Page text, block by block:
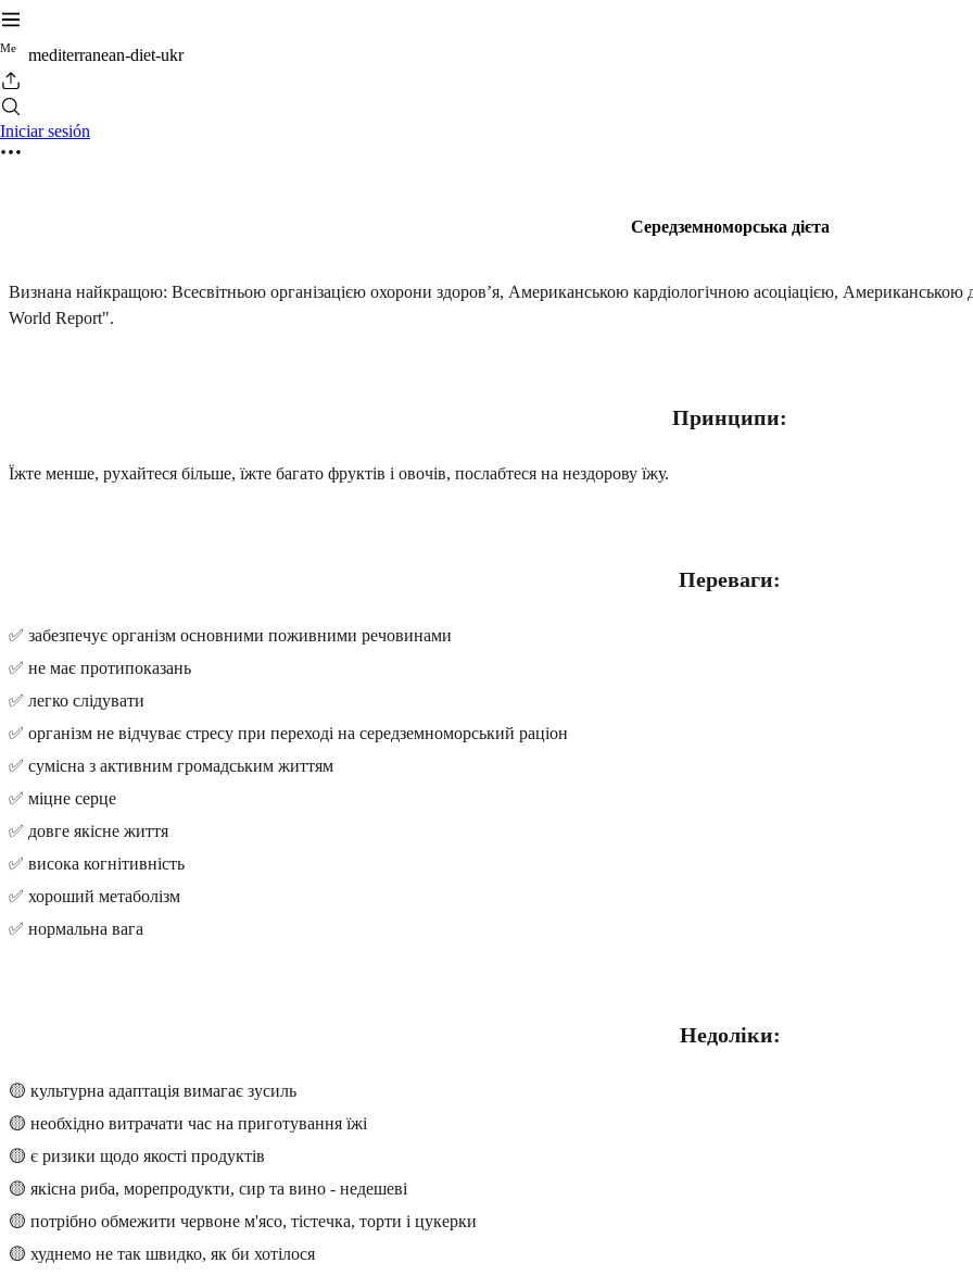
Me mediterranean-diet-ukr
Iniciar sesión
Середземноморська дієта
Визнана найкращою: Всесвітньою організацією охорони здоров’я, Американською кардіологічною асоціацією,
World Report".
Принципи:
Їжте менше, рухайтеся більше, їжте багато фруктів і овочів, послабтеся на нездорову їжу.
Переваги:
✅ забезпечує організм основними поживними речовинами
✅ не має протипоказань
✅ легко слідувати
✅ організм не відчуває стресу при переході на середземноморський раціон
✅ сумісна з активним громадським життям
✅ міцне серце
✅ довге якісне життя
✅ висока когнітивність
✅ хороший метаболізм
✅ нормальна вага
Недоліки:
🟡 культурна адаптація вимагає зусиль
🟡 необхідно витрачати час на приготування їжі
🟡 є ризики щодо якості продуктів
🟡 якісна риба, морепродукти, сир та вино - недешеві
🟡 потрібно обмежити червоне м'ясо, тістечка, торти і цукерки
🟡 худнемо не так швидко, як би хотілося